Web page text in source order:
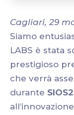
Cagliari, 29
Siamo
LABS è stata
prestigioso
che verrà
durante